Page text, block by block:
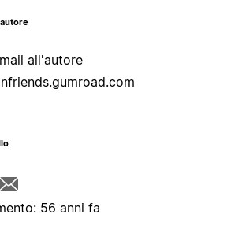
all'autore
56 anni fa